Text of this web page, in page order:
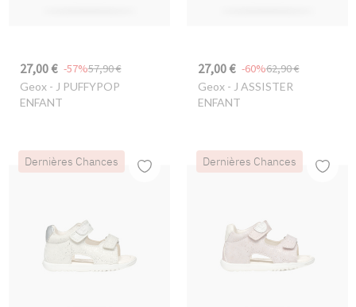
27,00 € 57,90 €
-57%
Geox- J PUFFYPOP
ENFANT
27,00 € 62,90 €
-60%
Geox- J ASSISTER
ENFANT
Dernières Chances Dernières Chances